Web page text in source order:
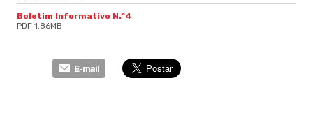
Boletim Informativo N.º4
PDF 1.86MB